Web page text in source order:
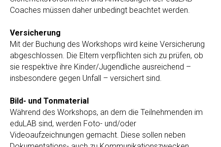
Coaches müssen daher unbedingt beachtet werden.
Versicherung
Mit der Buchung des Workshops wird keine Versicherung
abgeschlossen. Die Eltern verpflichten sich zu prüfen, ob
sie respektive ihre Kinder/Jugendliche ausreichend –
insbesondere gegen Unfall – versichert sind.
Bild- und Tonmaterial
Während des Workshops, an dem die Teilnehmenden im
eduLAB sind, werden Foto- und/oder
Videoaufzeichnungen gemacht. Diese sollen neben